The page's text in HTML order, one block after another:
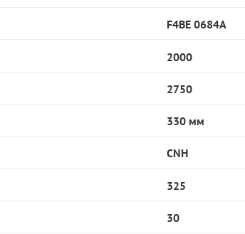
F4BE 0684A
2000
2750
330 мм
CNH
325
30